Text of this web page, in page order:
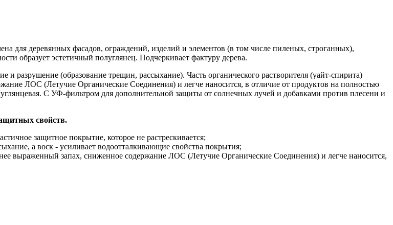
для деревянных фасадов, ограждений, изделий и элементов (в том числе пиленых, строганных),
образует эстетичный полуглянец. Подчеркивает фактуру дерева.
и разрушение (образование трещин, рассыхание). Часть органического растворителя (уайт-спирита)
ЛОС (Летучие Органические Соединения) и легче наносится, в отличие от продуктов на полностью
С УФ-фильтром для дополнительной защиты от солнечных лучей и добавками против плесени и
свойств.
защитное покрытие, которое не растрескивается;
а воск - усиливает водоотталкивающие свойства покрытия;
выраженный запах, сниженное содержание ЛОС (Летучие Органические Соединения) и легче наносится,